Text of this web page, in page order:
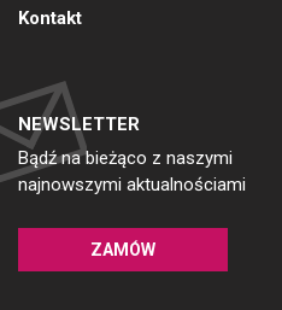
Kontakt
NEWSLETTER
Bądź na bieżąco z naszymi
najnowszymi aktualnościami
ZAMÓW